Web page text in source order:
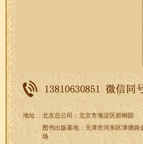
地址:
北京总公司：北京市海淀区碧桐园
图书出版基地：天津市河东区津塘路
场